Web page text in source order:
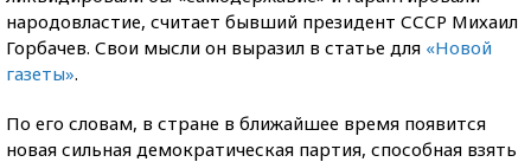
народовластие, считает бывший президент СССР Михаил
Горбачев. Свои мысли он выразил в статье для «Новой
газеты».
По его словам, в стране в ближайшее время появится
новая сильная демократическая партия, способная взять